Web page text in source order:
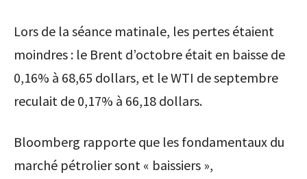
Lors de la séance matinale, les pertes étaient
moindres : le Brent d’octobre était en baisse de
0,16% à 68,65 dollars, et le WTI de septembre
reculait de 0,17% à 66,18 dollars.
Bloomberg rapporte que les fondamentaux du
marché pétrolier sont « baissiers »,